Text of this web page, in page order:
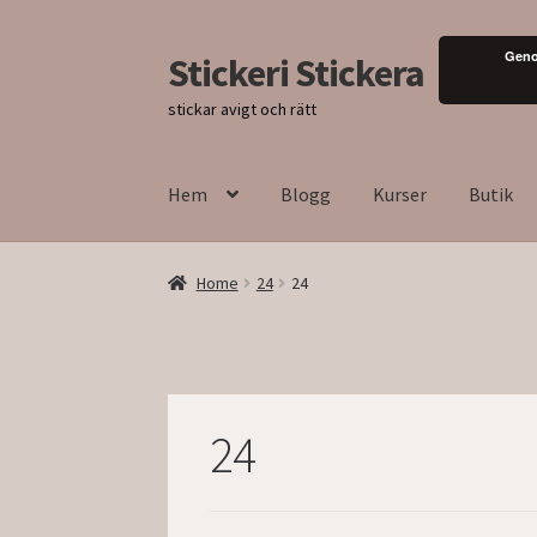
Hoppa
till
navigering
Hoppa
till
innehåll
Stickeri Stickera
stickar avigt och rätt
Hem Blogg Kurser Butik
Home 24 24
24